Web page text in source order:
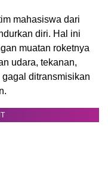
mahasiswa dari
diri. Hal ini
muatan roketnya
udara, tekanan,
ditransmisikan